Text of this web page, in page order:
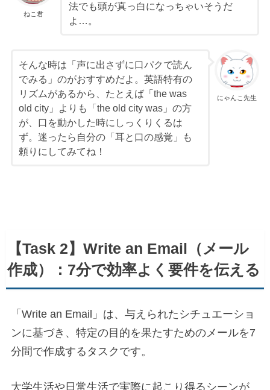
ねこ君
法でも頭が真っ白になっちゃいそうだ
よ…。
にゃんこ先生
そんな時は「声に出さずに口パクで読ん
でみる」のがおすすめだよ。英語特有の
リズムがあるから、たとえば「the was
old city」よりも「the old city was」の方
が、口を動かした時にしっくりくるは
ず。迷ったら自分の「耳と口の感覚」も
頼りにしてみてね！
【Task 2】Write an Email（メール
作成）：7分で効率よく要件を伝える
「Write an Email」は、与えられたシチュエーショ
ンに基づき、特定の目的を果たすためのメールを7
分間で作成するタスクです。
大学生活や日常生活で実際に起こり得るシーンが